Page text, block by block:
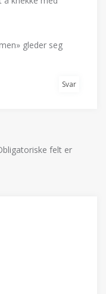
gleder seg
Svar
felt er